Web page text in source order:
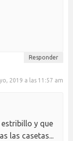
Responder
2019 a las 11:57 am
y que
las casetas...